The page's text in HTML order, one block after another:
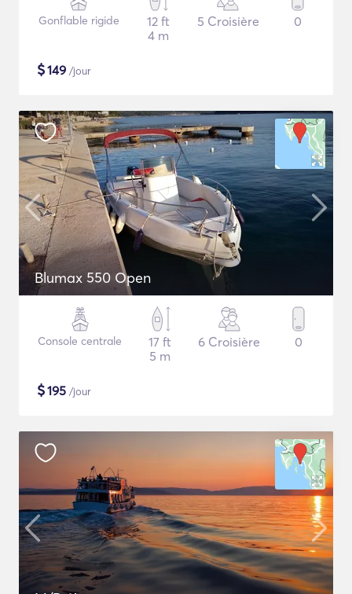
Gonflable rigide
12 ft
4 m
5 Croisière 0
$149 /jour
Blumax 550 Open
Console centrale
17 ft
5 m
6 Croisière 0
$195 /jour